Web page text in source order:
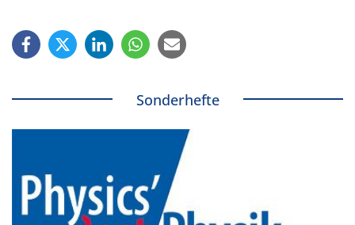
Sonderhefte